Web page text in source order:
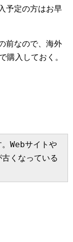
予定の方はお早
前なので、海外
購入しておく。
Webサイトや
くなっている